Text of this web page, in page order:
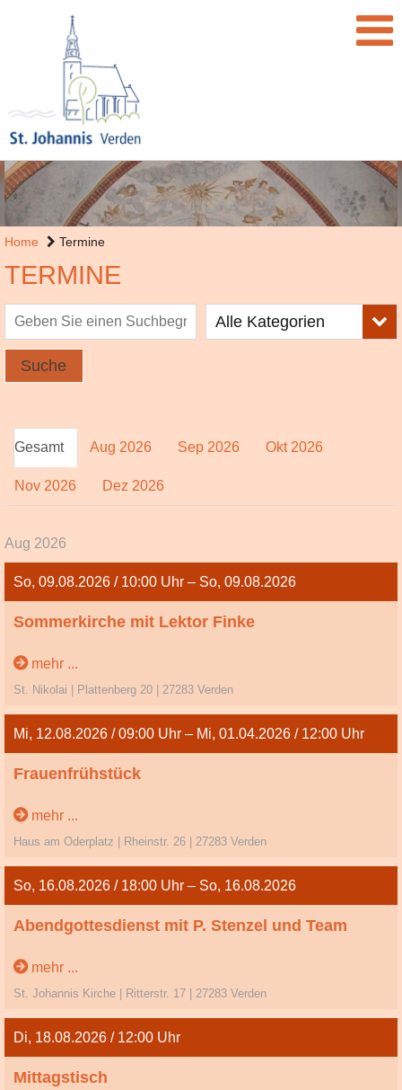
Home Termine
TERMINE
Alle Kategorien
Suche
Gesamt Aug 2026 Sep 2026 Okt 2026
Nov 2026 Dez 2026
Aug 2026
So, 09.08.2026 / 10:00 Uhr – So, 09.08.2026
Sommerkirche mit Lektor Finke
10. So. n. Trinitatis
mehr ...
St. Nikolai | Plattenberg 20 | 27283 Verden
Mi, 12.08.2026 / 09:00 Uhr – Mi, 01.04.2026 / 12:00 Uhr
Frauenfrühstück
mehr ...
Haus am Oderplatz | Rheinstr. 26 | 27283 Verden
So, 16.08.2026 / 18:00 Uhr – So, 16.08.2026
Abendgottesdienst mit P. Stenzel und Team
11. So. n. Trinitatis
mehr ...
St. Johannis Kirche | Ritterstr. 17 | 27283 Verden
Di, 18.08.2026 / 12:00 Uhr
Mittagstisch